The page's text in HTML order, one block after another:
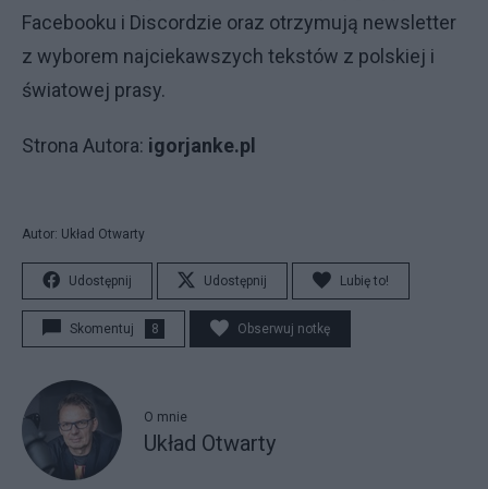
Facebooku i Discordzie oraz otrzymują newsletter
z wyborem najciekawszych tekstów z polskiej i
światowej prasy.
Strona Autora: igorjanke.pl
Autor: Układ Otwarty
Udostępnij Udostępnij Lubię to!
Skomentuj 8 Obserwuj notkę
O mnie
Układ Otwarty